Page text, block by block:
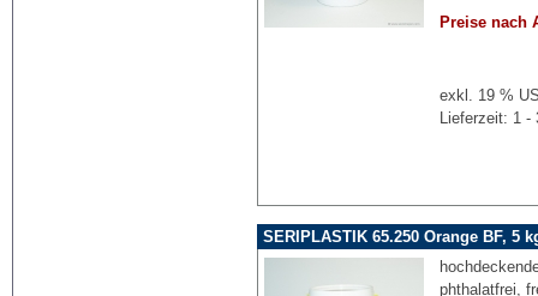
Preise nach
exkl. 19 %
Lieferzeit: 1 -
SERIPLASTIK 65.250 Orange BF, 5
phthalatfrei,